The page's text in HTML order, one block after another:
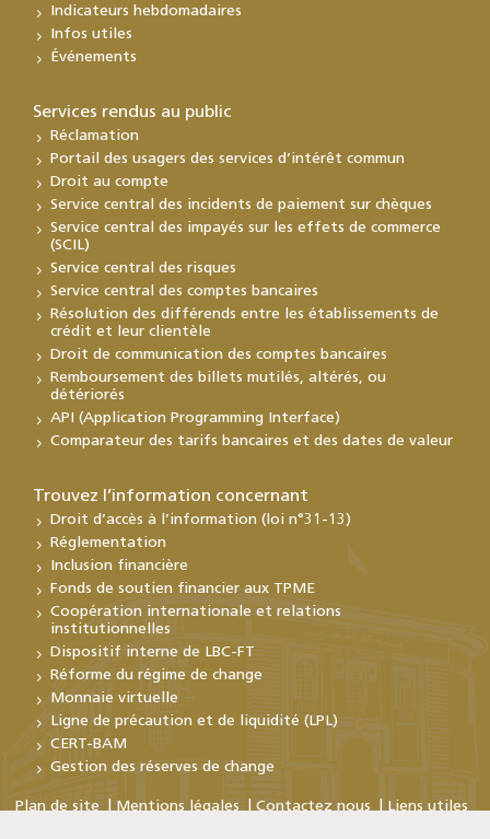
Indicateurs hebdomadaires
Infos utiles
Événements
Services rendus au public
Réclamation
Portail des usagers des services d’intérêt commun
Droit au compte
Service central des incidents de paiement sur chèques
Service central des impayés sur les effets de commerce
(SCIL)
Service central des risques
Service central des comptes bancaires
Résolution des différends entre les établissements de
crédit et leur clientèle
Droit de communication des comptes bancaires
Remboursement des billets mutilés, altérés, ou
détériorés
API (Application Programming Interface)
Comparateur des tarifs bancaires et des dates de valeur
Trouvez l’information concernant
Droit d’accès à l’information (loi n°31-13)
Réglementation
Inclusion financière
Fonds de soutien financier aux TPME
Coopération internationale et relations
institutionnelles
Dispositif interne de LBC-FT
Réforme du régime de change
Monnaie virtuelle
Ligne de précaution et de liquidité (LPL)
CERT-BAM
Gestion des réserves de change
Plan de site Mentions légales Contactez nous Liens utiles